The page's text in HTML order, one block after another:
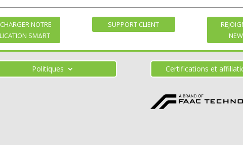
NOTRE
SMΔRT
SUPPORT CLIENT
Politiques Certifications et